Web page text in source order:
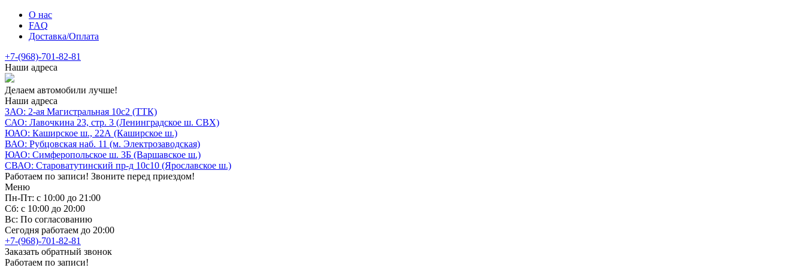
О нас
FAQ
Доставка/Оплата
+7-(968)-701-82-81
Наши адреса
Делаем автомобили лучше!
Наши адреса
ЗАО: 2-ая Магистральная 10с2 (ТТК)
САО: Лавочкина 23, стр. 3 (Ленинградское ш. СВХ)
ЮАО: Каширское ш., 22А (Каширское ш.)
ВАО: Рубцовская наб. 11 (м. Электрозаводская)
ЮАО: Симферопольское ш. 3Б (Варшавское ш.)
СВАО: Староватутинский пр-д 10с10 (Ярославское ш.)
Работаем по записи! Звоните перед приездом!
Меню
Пн-Пт: с 10:00 до 21:00
Сб: с 10:00 до 20:00
Вс: По согласованию
Сегодня работаем до 20:00
+7-(968)-701-82-81
Заказать обратный звонок
Работаем по записи!